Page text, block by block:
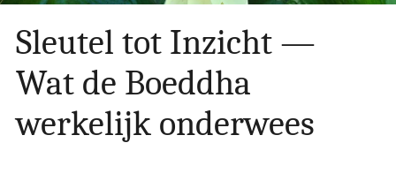
Sleutel tot Inzicht —
Wat de Boeddha
werkelijk onderwees